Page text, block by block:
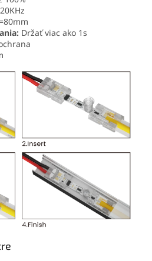
20KHz
Držať viac ako 1s